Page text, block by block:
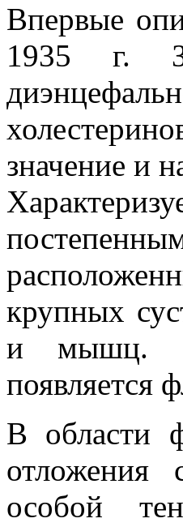
Впервые
1935 г.
значение и
крупных
и мышц.
появляется
В области
отложения
особой